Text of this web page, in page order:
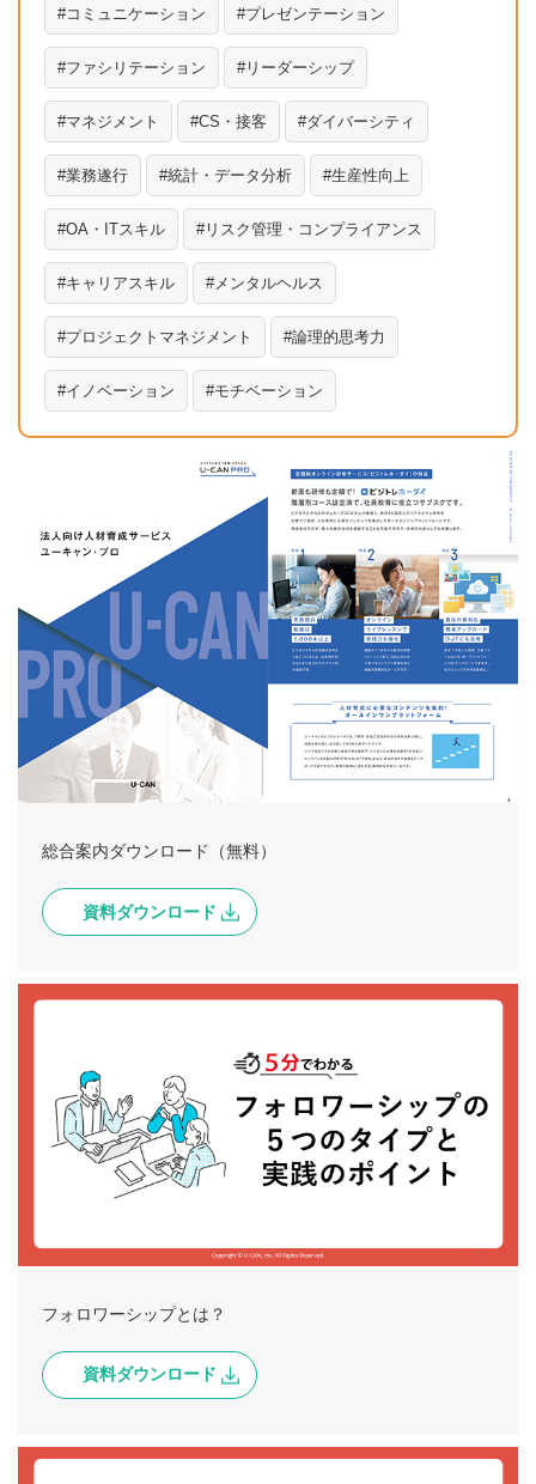
コミュニケーション プレゼンテーション
ファシリテーション リーダーシップ
マネジメント CS・接客 ダイバーシティ
業務遂行 統計・データ分析 生産性向上
OA・ITスキル リスク管理・コンプライアンス
キャリアスキル メンタルヘルス
プロジェクトマネジメント 論理的思考力
イノベーション モチベーション
総合案内ダウンロード（無料）
資料ダウンロード
フォロワーシップとは？
資料ダウンロード